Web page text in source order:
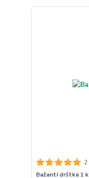
Bažantí drštka 1